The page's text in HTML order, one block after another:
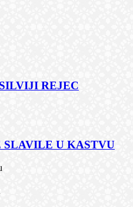
REJEC
SLAVILE U KASTVU